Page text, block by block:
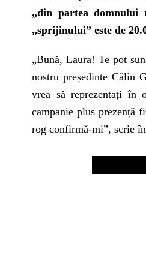
„din partea domnului
„sprijinului” este de
„Bună, Laura! Te pot
nostru președinte Călin
vrea să reprezentați în
campanie plus prezență
rog confirmă-mi”, scrie